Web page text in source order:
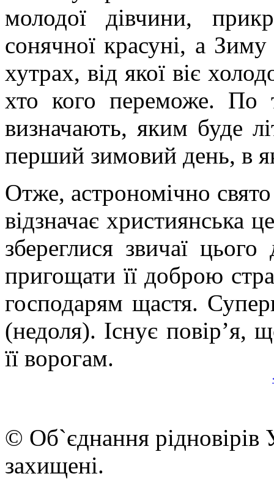
молодої дівчини,
сонячної красуні, а
хутрах, від якої віє
хто кого переможе. По
визначають, яким буде
перший зимовий день, в
Отже, астрономічно
відзначає християнська
збереглися звичаї
пригощати її доброю
господарям щастя.
(недоля). Існує повір’я,
її ворогам.
© Об`єднання рідновірів
захищені.